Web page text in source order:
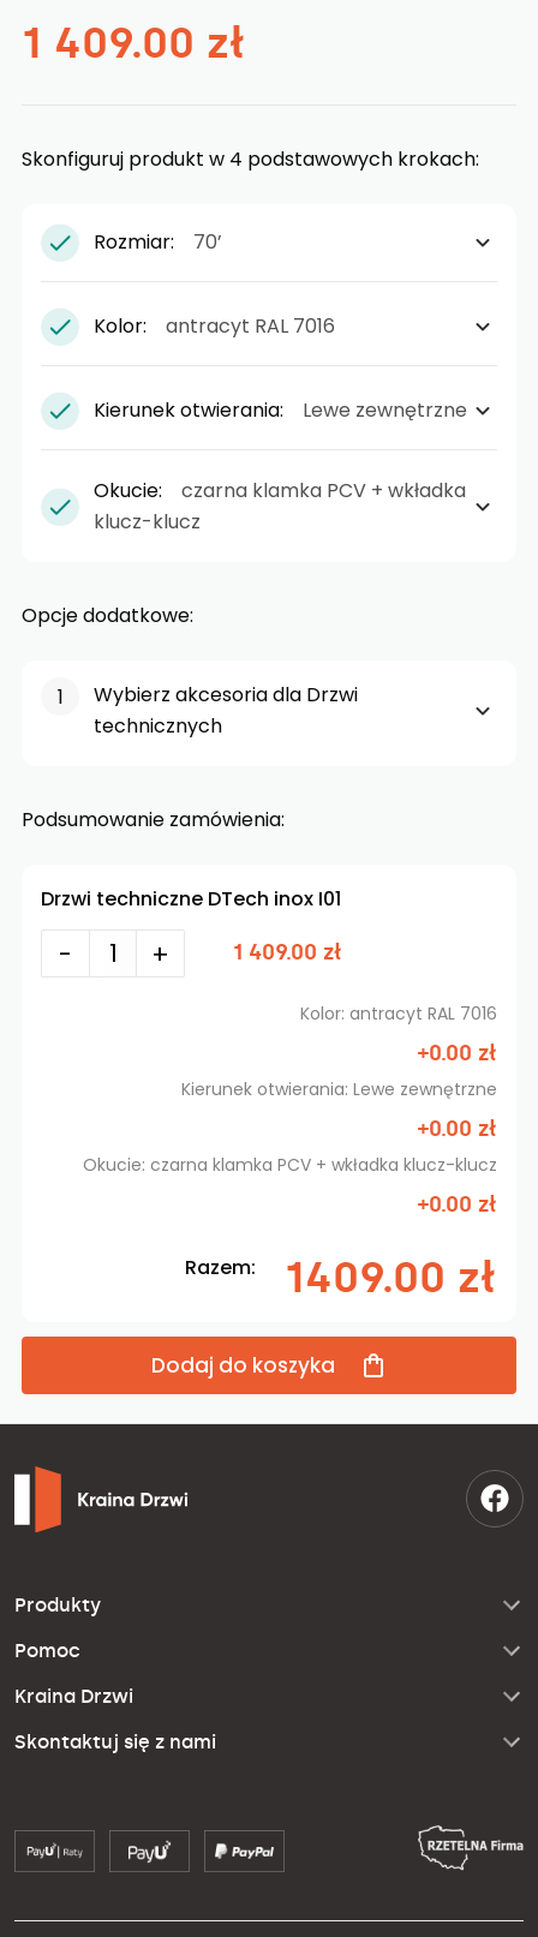
1 409.00 zł
Skonfiguruj produkt w 4 podstawowych krokach:
Rozmiar: 70’
Kolor: antracyt RAL 7016
Kierunek otwierania: Lewe zewnętrzne
Okucie:
czarna klamka PCV + wkładka
klucz-klucz
Opcje dodatkowe:
Wybierz akcesoria dla Drzwi
technicznych
Podsumowanie zamówienia:
Drzwi techniczne DTech inox I01
- + 1 409.00 zł
Kolor: antracyt RAL 7016
+0.00 zł
Kierunek otwierania: Lewe zewnętrzne
+0.00 zł
Okucie: czarna klamka PCV + wkładka klucz-klucz
+0.00 zł
Razem: 1409.00 zł
Dodaj do koszyka
Produkty
Pomoc
Kraina Drzwi
Skontaktuj się z nami